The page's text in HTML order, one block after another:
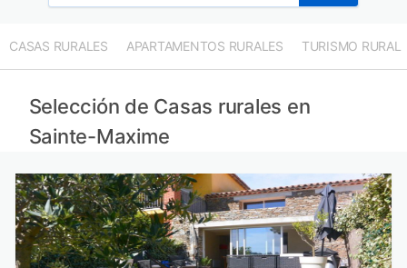
CASAS RURALES APARTAMENTOS RURALES TURISMO RURAL
Selección de Casas rurales en
Sainte-Maxime